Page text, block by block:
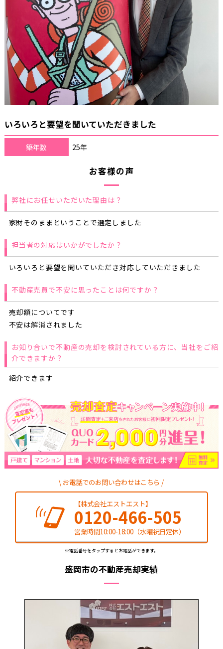
いろいろと要望を聞いていただきました
築年数 25年
お客様の声
弊社にお任せいただいた理由は？
家財そのままということで選定しました
担当者の対応はいかがでしたか？
いろいろと要望を聞いていただき対応していただきました
不動産売買で不安に思ったことは何ですか？
売却額についてです
不安は解消されました
お知り合いで不動産の売却を検討されている方に、当社をご紹
介できますか？
紹介できます
お電話でのお問い合わせはこちら
【株式会社エストエスト】
0120-466-505
営業時間10:00-18:00（水曜祝日定休）
※電話番号をタップするとお電話ができます。
盛岡市の不動産売却実績